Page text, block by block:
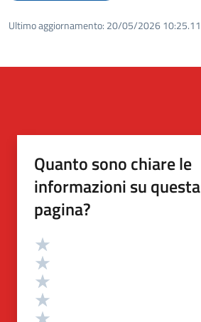
Ultimo aggiornamento: 20/05/2026 10:25.11
Quanto sono chiare le
informazioni su questa
pagina?
Valutazione